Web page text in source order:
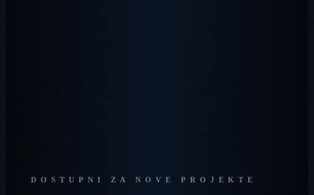
DOSTUPNI ZA NOVE PROJEKTE